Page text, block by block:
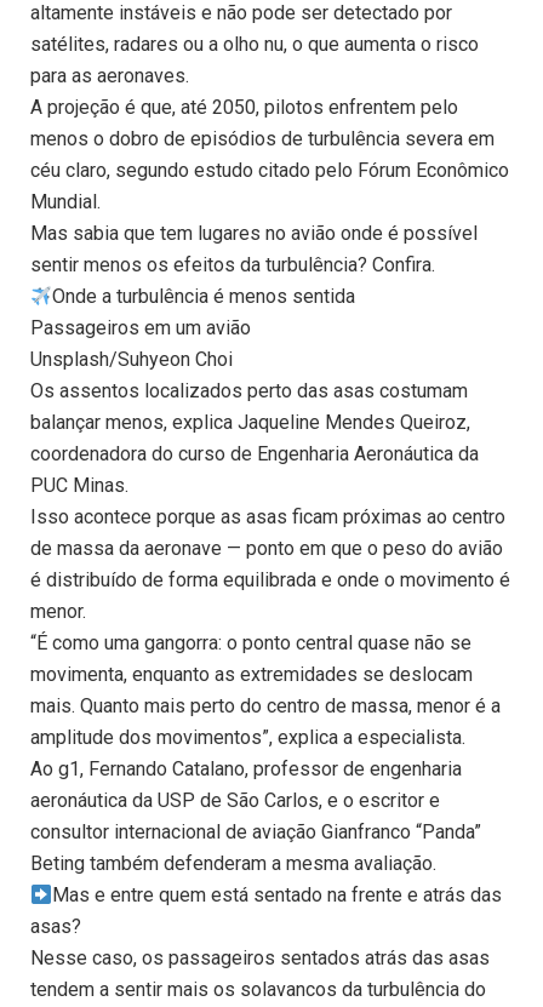
altamente instáveis e não pode ser detectado por
satélites, radares ou a olho nu, o que aumenta o risco
para as aeronaves.
A projeção é que, até 2050, pilotos enfrentem pelo
menos o dobro de episódios de turbulência severa em
céu claro, segundo estudo citado pelo Fórum Econômico
Mundial.
Mas sabia que tem lugares no avião onde é possível
sentir menos os efeitos da turbulência? Confira.
​Onde a turbulência é menos sentida
Passageiros em um avião
Unsplash/Suhyeon Choi
Os assentos localizados perto das asas costumam
balançar menos, explica Jaqueline Mendes Queiroz,
coordenadora do curso de Engenharia Aeronáutica da
PUC Minas.
Isso acontece porque as asas ficam próximas ao centro
de massa da aeronave — ponto em que o peso do avião
é distribuído de forma equilibrada e onde o movimento é
menor.
“É como uma gangorra: o ponto central quase não se
movimenta, enquanto as extremidades se deslocam
mais. Quanto mais perto do centro de massa, menor é a
amplitude dos movimentos”, explica a especialista.
Ao g1, Fernando Catalano, professor de engenharia
aeronáutica da USP de São Carlos, e o escritor e
consultor internacional de aviação Gianfranco “Panda”
Beting também defenderam a mesma avaliação.
​Mas e entre quem está sentado na frente e atrás das
asas?
Nesse caso, os passageiros sentados atrás das asas
tendem a sentir mais os solavancos da turbulência do